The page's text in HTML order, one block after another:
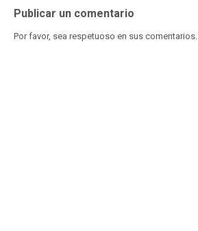
Publicar un comentario
Por favor, sea respetuoso en sus comentarios.